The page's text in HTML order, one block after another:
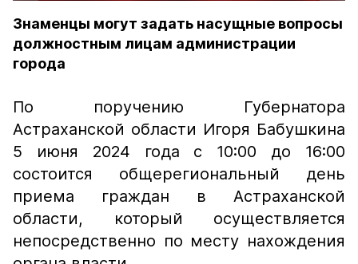
Знаменцы могут задать насущные вопросы
должностным лицам администрации
города
По поручению Губернатора
Астраханской области Игоря Бабушкина
5 июня 2024 года с 10:00 до 16:00
состоится общерегиональный день
приема граждан в Астраханской
области, который осуществляется
непосредственно по месту нахождения